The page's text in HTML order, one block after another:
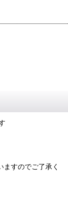
すのでご了承く